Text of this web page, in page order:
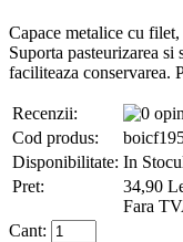
Capace metalice cu
Suporta pasteurizarea
faciliteaza conservarea.
Recenzii:
Cod produs:
Disponibilitate: In
Pret:
34,90
Fara
Cant: